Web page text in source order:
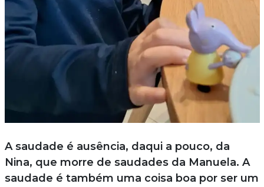
A saudade é ausência, daqui a pouco, da
Nina, que morre de saudades da Manuela. A
saudade é também uma coisa boa por ser um